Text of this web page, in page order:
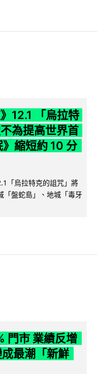
12.1 「烏拉特
為提高世界首
縮短約 10 分
「烏拉特克的詛咒」將
「盤蛇島」、地城「毒牙
門市 業績反增
最潮「新鮮